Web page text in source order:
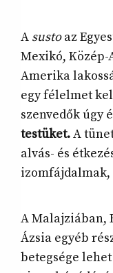
A sustoaz
Mexikó,
Amerika
egy félelmet
szenvedők úgy
testüket.A
alvás- és
A Malajziában,
Ázsia egyéb
betegsége lehet